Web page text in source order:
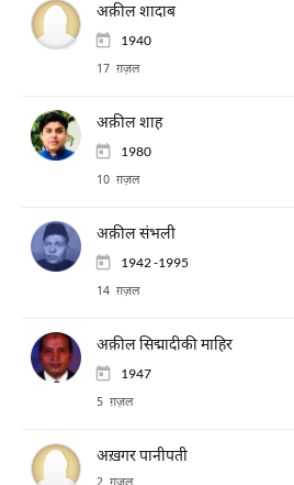
अक़ील शादाब
1940
17 ग़ज़ल
अक़ील शाह
1980
10 ग़ज़ल
अक़ील संभली
1942 -1995
14 ग़ज़ल
अक़ील सिद्मादीकी माहिर
1947
5 ग़ज़ल
अख़गर पानीपती